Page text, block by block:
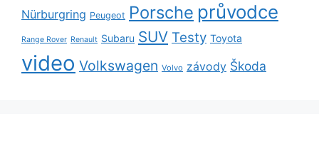
Nürburgring Peugeot Porsche průvodce
Range Rover Renault Subaru SUV Testy Toyota
video Volkswagen Volvo závody Škoda